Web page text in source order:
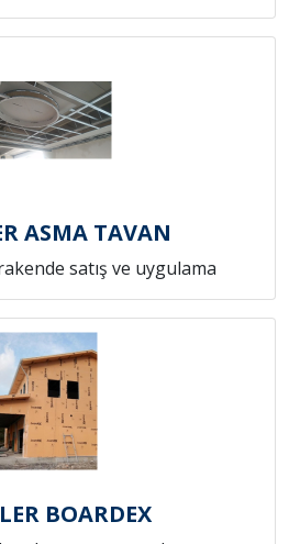
ASMA TAVAN
satış ve uygulama
BOARDEX